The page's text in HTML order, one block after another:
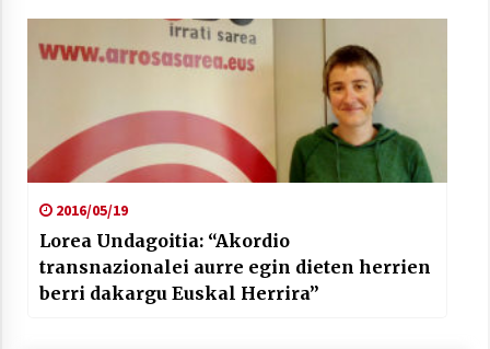
2016/05/19
Lorea Undagoitia: “Akordio
transnazionalei aurre egin dieten herrien
berri dakargu Euskal Herrira”